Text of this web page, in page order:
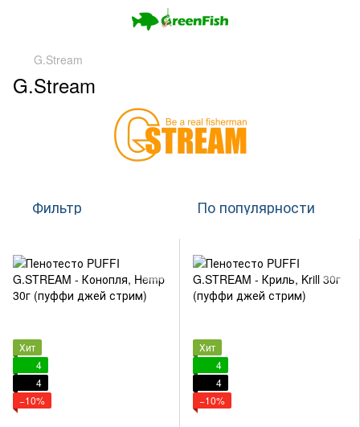
G.Stream
G.Stream
Фильтр По популярности
Хит
4
4
−10%
Хит
4
4
−10%